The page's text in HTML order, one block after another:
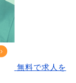
無料で求人を